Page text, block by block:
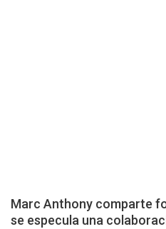
Marc Anthony comparte
se especula una